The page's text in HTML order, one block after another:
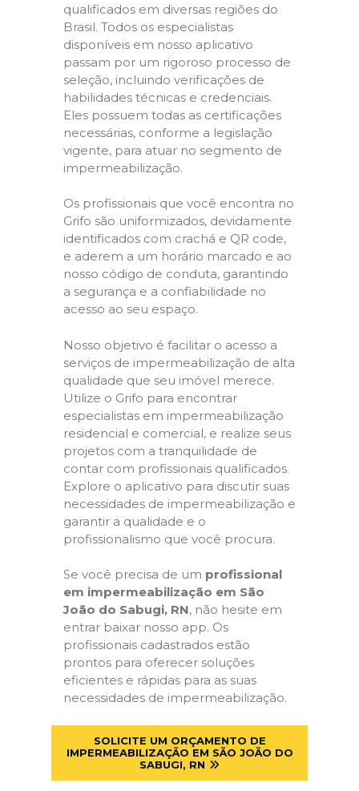
qualificados em diversas regiões do
Brasil. Todos os especialistas
disponíveis em nosso aplicativo
passam por um rigoroso processo de
seleção, incluindo verificações de
habilidades técnicas e credenciais.
Eles possuem todas as certificações
necessárias, conforme a legislação
vigente, para atuar no segmento de
impermeabilização.
Os profissionais que você encontra no
Grifo são uniformizados, devidamente
identificados com crachá e QR code,
e aderem a um horário marcado e ao
nosso código de conduta, garantindo
a segurança e a confiabilidade no
acesso ao seu espaço.
Nosso objetivo é facilitar o acesso a
serviços de impermeabilização de alta
qualidade que seu imóvel merece.
Utilize o Grifo para encontrar
especialistas em impermeabilização
residencial e comercial, e realize seus
projetos com a tranquilidade de
contar com profissionais qualificados.
Explore o aplicativo para discutir suas
necessidades de impermeabilização e
garantir a qualidade e o
profissionalismo que você procura.
Se você precisa de um profissional
em impermeabilização em São
João do Sabugi, RN, não hesite em
entrar baixar nosso app. Os
profissionais cadastrados estão
prontos para oferecer soluções
eficientes e rápidas para as suas
necessidades de impermeabilização.
SOLICITE UM ORÇAMENTO DE
IMPERMEABILIZAÇÃO EM SÃO JOÃO DO
SABUGI, RN